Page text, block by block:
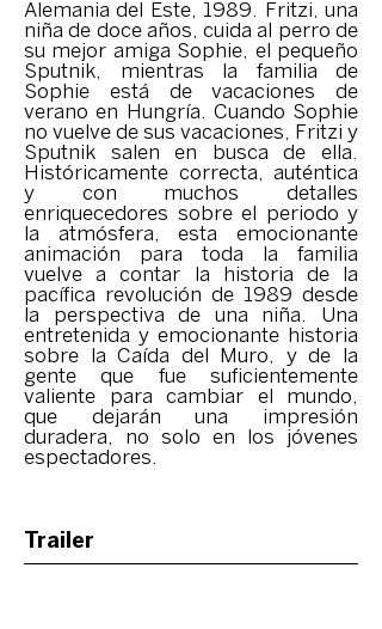
Alemania del Este, 1989. Fritzi, una
niña de doce años, cuida al perro de
su mejor amiga Sophie, el pequeño
Sputnik, mientras la familia de
Sophie está de vacaciones de
verano en Hungría. Cuando Sophie
no vuelve de sus vacaciones, Fritzi y
Sputnik salen en busca de ella.
Históricamente correcta, auténtica
y con muchos detalles
enriquecedores sobre el periodo y
la atmósfera, esta emocionante
animación para toda la familia
vuelve a contar la historia de la
pacífica revolución de 1989 desde
la perspectiva de una niña. Una
entretenida y emocionante historia
sobre la Caída del Muro, y de la
gente que fue suficientemente
valiente para cambiar el mundo,
que dejarán una impresión
duradera, no solo en los jóvenes
espectadores.
Trailer